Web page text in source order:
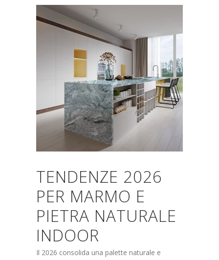
TENDENZE 2026
PER MARMO E
PIETRA NATURALE
INDOOR
Il 2026 consolida una palette naturale e